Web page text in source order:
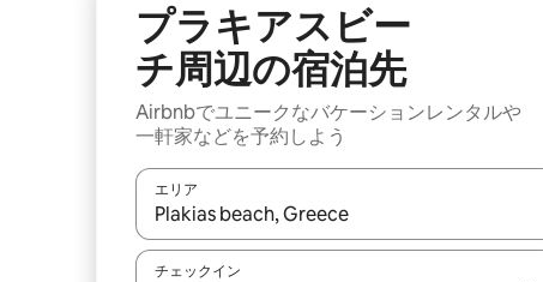
プラキアスビー
チ⁠周⁠辺⁠の宿⁠泊⁠先
Airbnbでユニークなバ⁠ケ⁠ー⁠シ⁠ョ⁠ンレ⁠ン⁠タ⁠ルや
一⁠軒⁠家な⁠ど⁠を予⁠約⁠し⁠よ⁠う
エリア
検索結果が表示されたら、上下の矢印キーを使っ
チェックイン